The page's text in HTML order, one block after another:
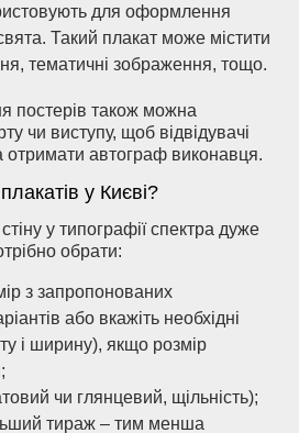
для оформлення
Такий плакат може містити
тематичні зображення, тощо.
постерів також можна
чи виступу, щоб відвідувачі
отримати автограф виконавця.
у Києві?
у типографії спектра дуже
обрати:
з запропонованих
або вкажіть необхідні
і ширину), якщо розмір
чи глянцевий, щільність);
тираж – тим менша